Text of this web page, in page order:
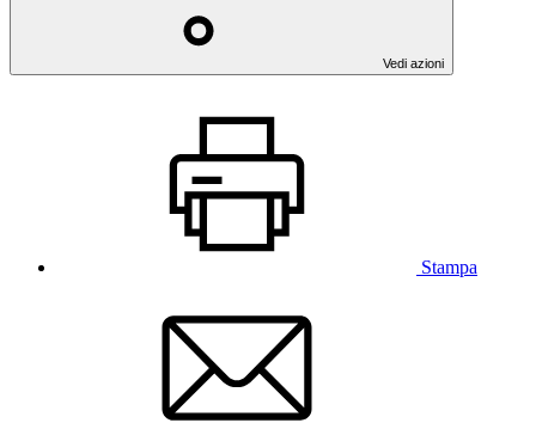
Vedi azioni
Stampa